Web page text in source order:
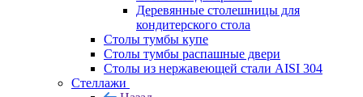
Деревянные столешницы для
кондитерского стола
Столы тумбы купе
Столы тумбы распашные двери
Столы из нержавеющей стали AISI 304
Стеллажи